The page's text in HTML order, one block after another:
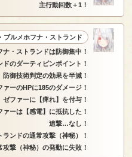
主行動回数＋1！
ブルメホフナ・ストランド
・ストランドは防御集中！
のダーティピンポイント！
防御技術判定の効果を半減！
ァーのHPに185のダメージ！
ゼファーに【痺れ】を付与！
ァーは【感電】に抵抗した！
追撃…なし！
ンドの通常攻撃（神秘）！
攻撃（神秘）の発動に失敗！